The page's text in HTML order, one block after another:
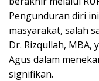
Pengunduran diri
masyarakat, salah
Dr. Rizqullah, MBA,
Agus dalam
signifikan.